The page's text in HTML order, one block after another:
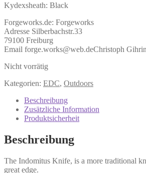
Kydexsheath: Black
Forgeworks.de: Forgeworks
Adresse Silberbachstr.33
79100 Freiburg
Email forge.works@web.deChristoph
Nicht vorrätig
Kategorien: EDC, Outdoors
Beschreibung
Zusätzliche Information
Produktsicherheit
Beschreibung
The Indomitus Knife, is a more traditional
great edge.